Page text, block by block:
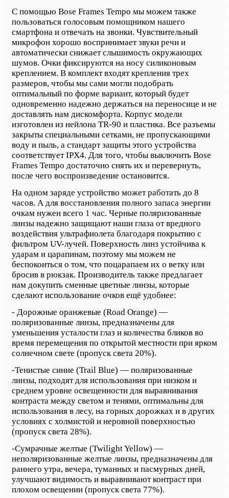
С помощью Bose Frames Tempo мы можем также
пользоваться голосовым помощником нашего
смартфона и отвечать на звонки. Чувствительный
микрофон хорошо воспринимает звуки речи и
автоматически снижает слышимость окружающих
шумов. Очки фиксируются на носу силиконовым
креплением. В комплект входят крепления трех
размеров, чтобы мы сами могли подобрать
оптимальный по форме вариант, который будет
одновременно надежно держаться на переносице и не
доставлять нам дискомфорта. Корпус модели
изготовлен из нейлона TR-90 и пластика. Все разъемы
закрыты специальными сетками, не пропускающими
воду и пыль, а стандарт защиты этого устройства
соответствует IPX4. Для того, чтобы выключить Bose
Frames Tempo достаточно снять их и перевернуть,
после чего воспроизведение остановится.
На одном заряде устройство может работать до 8
часов. А для восстановления полного запаса энергии
очкам нужен всего 1 час. Черные поляризованные
линзы надежно защищают наши глаза от вредного
воздействия ультрафиолета благодаря покрытию с
фильтром UV-лучей. Поверхность линз устойчива к
ударам и царапинам, поэтому мы можем не
беспокоиться о том, что поцарапаем их о ветку или
бросив в рюкзак. Производитель также предлагает
нам докупить сменные цветные линзы, которые
сделают использование очков ещё удобнее:
- Дорожные оранжевые (Road Orange) —
поляризованные линзы, предназначены для
уменьшения усталости глаз и количества бликов во
время перемещения по открытой местности при ярком
солнечном свете (пропуск света 20%).
-Тенистые синие (Trail Blue) — поляризованные
линзы, подходят для использования при низком и
среднем уровне освещенности для выравнивания
контраста между светом и тенями, оптимальны для
использования в лесу, на горных дорожках и в других
условиях с холмистой и неровной поверхностью
(пропуск света 28%).
-Сумрачные желтые (Twilight Yellow) —
неполяризованные желтые линзы, предназначены для
раннего утра, вечера, туманных и пасмурных дней,
улучшают видимость и выравнивают контраст при
плохом освещении (пропуск света 77%).